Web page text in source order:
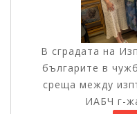
В сградата на
българите в
среща между
ИАБЧ г-